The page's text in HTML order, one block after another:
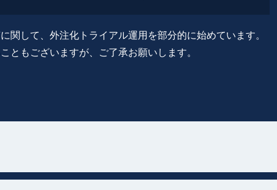
関して、外注化トライアル運用を部分的に始めています。
ともございますが、ご了承お願いします。